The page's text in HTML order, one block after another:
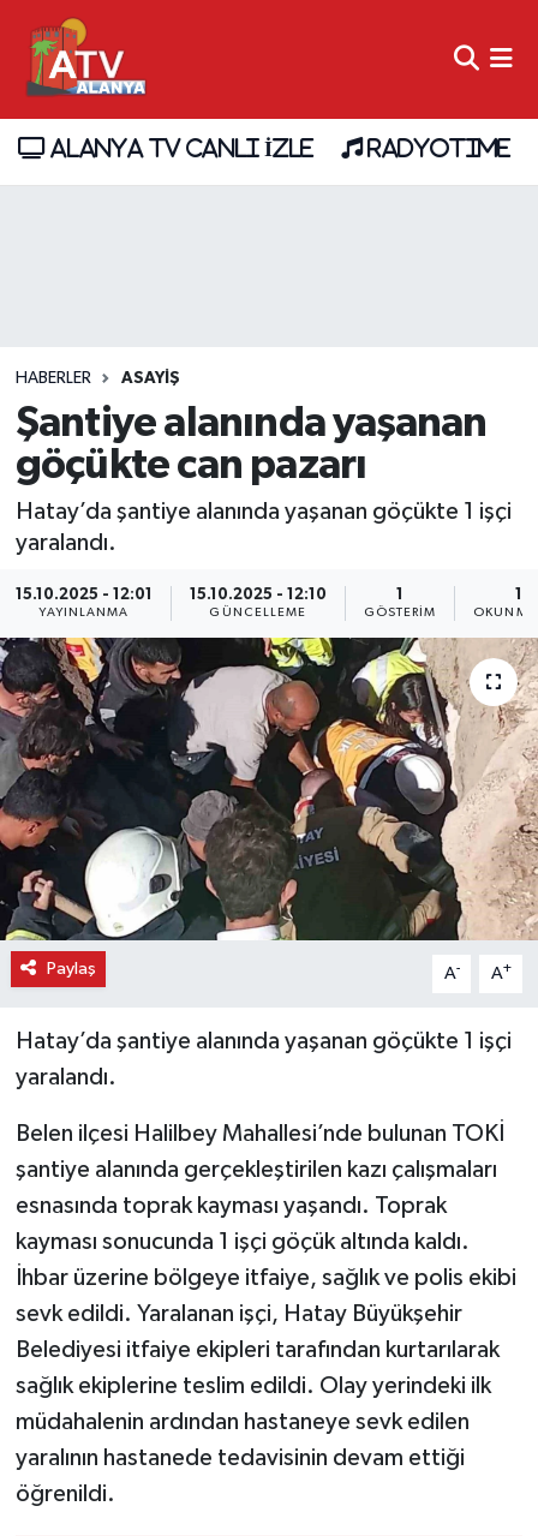
ALANYA TV CANLI İZLE RADYOTIME
HABERLER ASAYİŞ
Şantiye alanında yaşanan
göçükte can pazarı
Hatay’da şantiye alanında yaşanan göçükte 1 işçi
yaralandı.
15.10.2025 - 12:01
YAYINLANMA
15.10.2025 - 12:10
GÜNCELLEME
1
GÖSTERIM
1
OKUNMA
Paylaş A- A+
Hatay’da şantiye alanında yaşanan göçükte 1 işçi
yaralandı.
Belen ilçesi Halilbey Mahallesi’nde bulunan TOKİ
şantiye alanında gerçekleştirilen kazı çalışmaları
esnasında toprak kayması yaşandı. Toprak
kayması sonucunda 1 işçi göçük altında kaldı.
İhbar üzerine bölgeye itfaiye, sağlık ve polis ekibi
sevk edildi. Yaralanan işçi, Hatay Büyükşehir
Belediyesi itfaiye ekipleri tarafından kurtarılarak
sağlık ekiplerine teslim edildi. Olay yerindeki ilk
müdahalenin ardından hastaneye sevk edilen
yaralının hastanede tedavisinin devam ettiği
öğrenildi.